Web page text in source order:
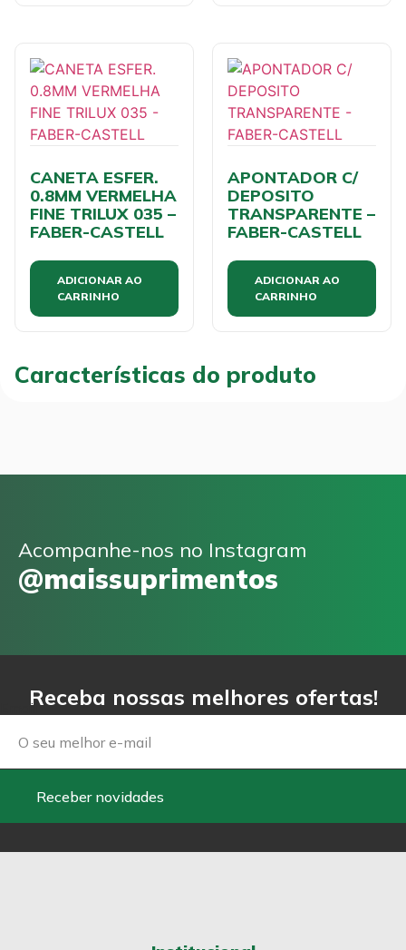
CANETA ESFER.
0.8MM VERMELHA
FINE TRILUX 035 –
FABER-CASTELL
ADICIONAR AO
CARRINHO
APONTADOR C/
DEPOSITO
TRANSPARENTE –
FABER-CASTELL
ADICIONAR AO
CARRINHO
Características do produto
Acompanhe-nos no Instagram
@maissuprimentos
Receba nossas melhores ofertas!
Email
Receber novidades